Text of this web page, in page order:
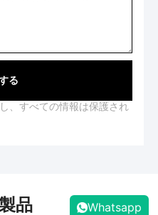
る
、すべての情報は保護され
品 Whatsapp